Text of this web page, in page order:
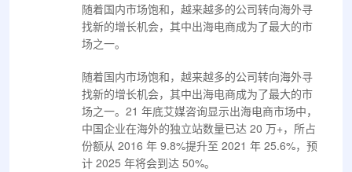
随着国内市场饱和，越来越多的公司转向海外寻
找新的增长机会，其中出海电商成为了最大的市
场之一。
随着国内市场饱和，越来越多的公司转向海外寻
找新的增长机会，其中出海电商成为了最大的市
场之一。21 年底艾媒咨询显示出海电商市场中，
中国企业在海外的独立站数量已达 20 万+，所占
份额从 2016 年 9.8%提升至 2021 年 25.6%，预
计 2025 年将会到达 50%。